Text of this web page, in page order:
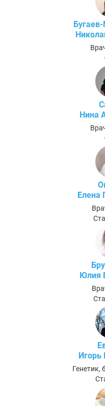
Нина
Елена
Юлия
Игорь
Генетик,